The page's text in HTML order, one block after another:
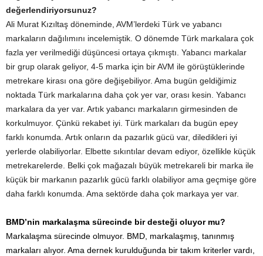
değerlendiriyorsunuz?
Ali Murat Kızıltaş döneminde, AVM’lerdeki Türk ve yabancı
markaların dağılımını incelemiştik. O dönemde Türk markalara çok
fazla yer verilmediği düşüncesi ortaya çıkmıştı. Yabancı markalar
bir grup olarak geliyor, 4-5 marka için bir AVM ile görüştüklerinde
metrekare kirası ona göre değişebiliyor. Ama bugün geldiğimiz
noktada Türk markalarına daha çok yer var, orası kesin. Yabancı
markalara da yer var. Artık yabancı markaların girmesinden de
korkulmuyor. Çünkü rekabet iyi. Türk markaları da bugün epey
farklı konumda. Artık onların da pazarlık gücü var, diledikleri iyi
yerlerde olabiliyorlar. Elbette sıkıntılar devam ediyor, özellikle küçük
metrekarelerde. Belki çok mağazalı büyük metrekareli bir marka ile
küçük bir markanın pazarlık gücü farklı olabiliyor ama geçmişe göre
daha farklı konumda. Ama sektörde daha çok markaya yer var.
BMD’nin markalaşma sürecinde bir desteği oluyor mu?
Markalaşma sürecinde olmuyor. BMD, markalaşmış, tanınmış
markaları alıyor. Ama dernek kurulduğunda bir takım kriterler vardı,